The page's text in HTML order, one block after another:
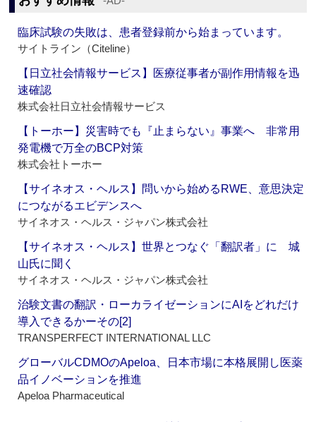
臨床試験の失敗は、患者登録前から始まっています。
サイトライン（Citeline）
【日立社会情報サービス】医療従事者が副作用情報を迅
速確認
株式会社日立社会情報サービス
【トーホー】災害時でも『止まらない』事業へ 非常用
発電機で万全のBCP対策
株式会社トーホー
【サイネオス・ヘルス】問いから始めるRWE、意思決定
につながるエビデンスへ
サイネオス・ヘルス・ジャパン株式会社
【サイネオス・ヘルス】世界とつなぐ「翻訳者」に 城
山氏に聞く
サイネオス・ヘルス・ジャパン株式会社
治験文書の翻訳・ローカライゼーションにAIをどれだけ
導入できるかーその[2]
TRANSPERFECT INTERNATIONAL LLC
グローバルCDMOのApeloa、日本市場に本格展開し医薬
品イノベーションを推進
Apeloa Pharmaceutical